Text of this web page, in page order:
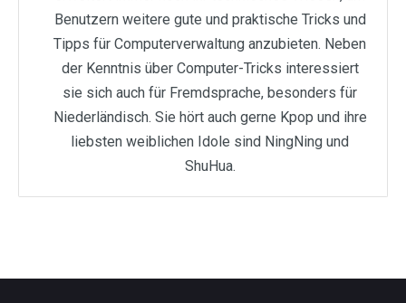
Benutzern weitere gute und praktische Tricks und
Tipps für Computerverwaltung anzubieten. Neben
der Kenntnis über Computer-Tricks interessiert
sie sich auch für Fremdsprache, besonders für
Niederländisch. Sie hört auch gerne Kpop und ihre
liebsten weiblichen Idole sind NingNing und
ShuHua.